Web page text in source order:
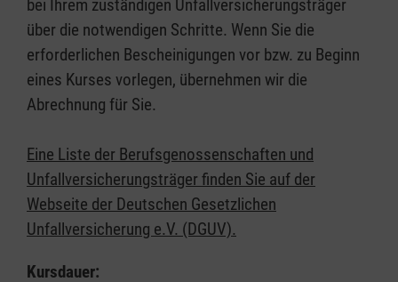
bei Ihrem zuständigen Unfallversicherungsträger
über die notwendigen Schritte. Wenn Sie die
erforderlichen Bescheinigungen vor bzw. zu Beginn
eines Kurses vorlegen, übernehmen wir die
Abrechnung für Sie.
Eine Liste der Berufsgenossenschaften und
Unfallversicherungsträger finden Sie auf der
Webseite der Deutschen Gesetzlichen
Unfallversicherung e.V. (DGUV).
Kursdauer: